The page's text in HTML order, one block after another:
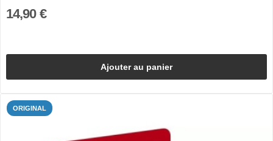
14,90 €
Ajouter au panier
ORIGINAL